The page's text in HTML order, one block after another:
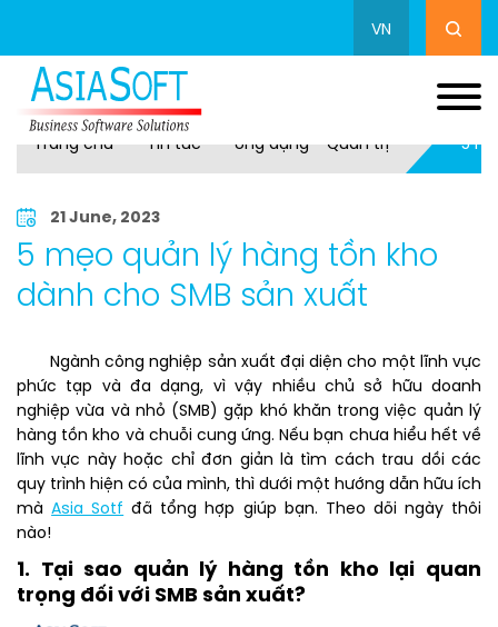
VN
Trang chủ Tin tức Ứng dụng - Quản trị 5
21 June, 2023
5 mẹo quản lý hàng tồn kho
dành cho SMB sản xuất
Ngành công nghiệp sản xuất đại diện cho một lĩnh vực
phức tạp và đa dạng, vì vậy nhiều chủ sở hữu doanh
nghiệp vừa và nhỏ (SMB) gặp khó khăn trong việc quản lý
hàng tồn kho và chuỗi cung ứng. Nếu bạn chưa hiểu hết về
lĩnh vực này hoặc chỉ đơn giản là tìm cách trau dồi các
quy trình hiện có của mình, thì dưới một hướng dẫn hữu ích
màAsia Sotf đã tổng hợp giúp bạn. Theo dõi ngày thôi
nào!
1. Tại sao quản lý hàng tồn kho lại quan
trọng đối với SMB sản xuất?